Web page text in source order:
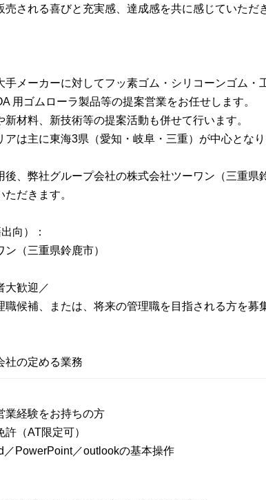
売される喜びと充実感、達成感を共に感じていただ
手メーカーに対してフッ素ゴム・シリコーンゴム・
用ゴムローラ製品等の提案営業をお任せします。
新材料、新技術等の提案活動も併せて行います。
は主に東海3県（愛知・岐阜・三重）が中心となり
、弊社グループ会社の株式会社ツーワン（三重県
だきます。
向）：
（三重県鈴鹿市）
大歓迎／
職候補、または、将来の管理職を目指される方を募
社の定める業務
業経験をお持ちの方
許（AT限定可）
／PowerPoint／outlookの基本操作